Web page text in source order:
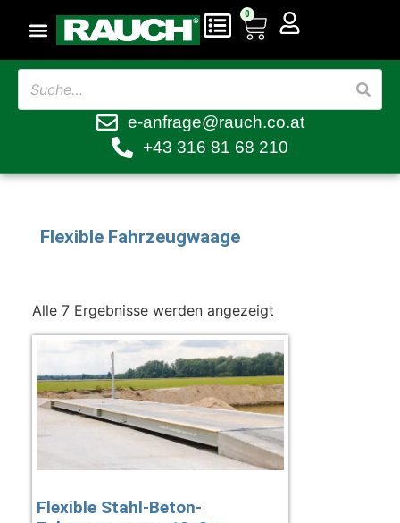
0
e-anfrage@rauch.co.at
+43 316 81 68 210
Flexible Fahrzeugwaage
Alle 7 Ergebnisse werden angezeigt
Flexible Stahl-Beton-